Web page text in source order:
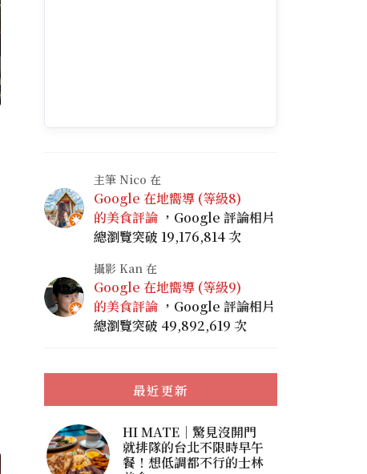
主筆 Nico 在
Google 在地嚮導 (等級8)
的美食評論 ，Google 評論相片
總瀏覽突破 19,176,814 次
攝影 Kan 在
Google 在地嚮導 (等級9)
的美食評論 ，Google 評論相片
總瀏覽突破 49,892,619 次
最近更新
HI MATE｜驚見沒開門
就排隊的台北不限時早午
餐！想低調都不行的士林